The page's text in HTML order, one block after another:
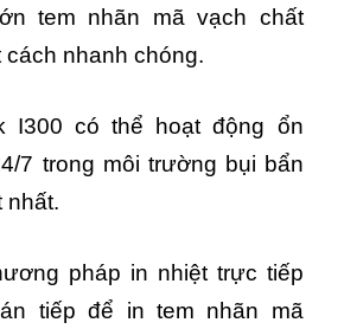
tem nhãn mã vạch chất
nhanh chóng.
I300 có thể hoạt động ổn
7 trong môi trường bụi bẩn
nhất.
pháp in nhiệt trực tiếp
tiếp để in tem nhãn mã